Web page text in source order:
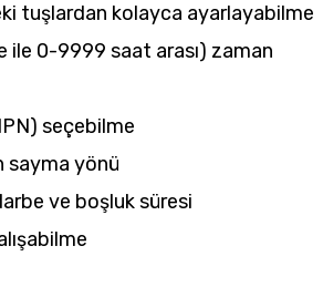
tuşlardan kolayca ayarlayabilme
ile 0-9999 saat arası) zaman
seçebilme
sayma yönü
ve boşluk süresi